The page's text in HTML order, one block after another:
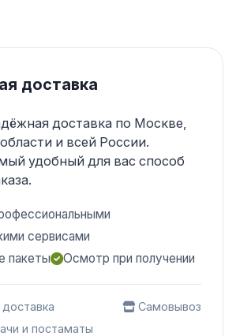
доставка
доставка по Москве,
и всей России.
удобный для вас способ
сервисами
пакеты
Осмотр при получении
Самовывоз
и постаматы